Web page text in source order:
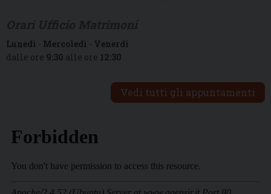
Lunedì - Mercoledì - Venerdì
dalle ore 9:30 alle ore 12:30
Vedi tutti gli appuntamenti